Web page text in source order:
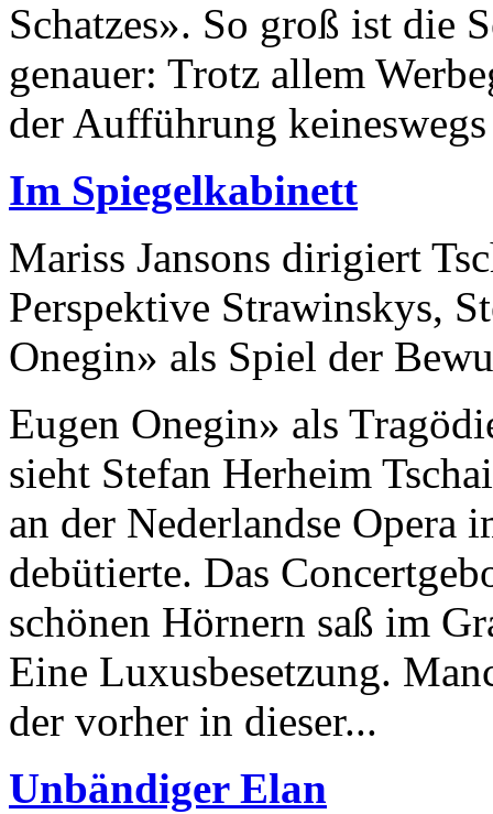
Schatzes». So groß ist die
genauer: Trotz allem
der Aufführung
Im Spiegelkabinett
Mariss Jansons dirigiert
Perspektive Strawinskys,
Onegin» als Spiel der
Eugen Onegin» als
sieht Stefan Herheim
an der Nederlandse Opera
debütierte. Das
schönen Hörnern saß im
Eine Luxusbesetzung.
der vorher in dieser...
Unbändiger Elan